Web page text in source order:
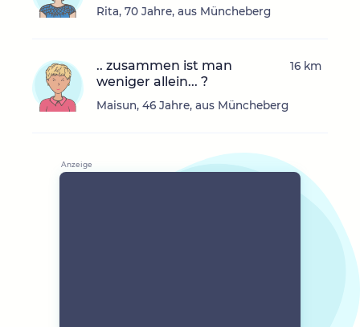
Rita, 70 Jahre, aus Müncheberg
.. zusammen ist man
weniger allein... ?
Maisun, 46 Jahre, aus Müncheberg
16 km